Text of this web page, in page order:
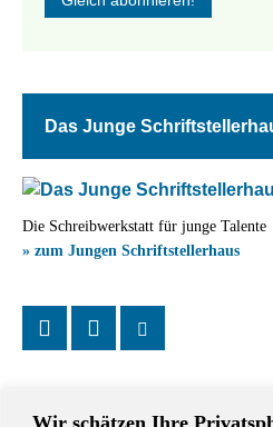
Wir schätzen Ihre
Das Junge
Die Schreibwerkstatt für junge Talente
» zum Jungen Schriftstellerhaus